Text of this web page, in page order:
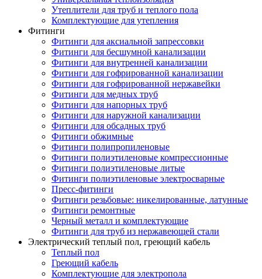
Утеплители для труб и теплого пола
Комплектующие для утепления
Фитинги
Фитинги для аксиальной запрессовки
Фитинги для бесшумной канализации
Фитинги для внутренней канализации
Фитинги для гофрированной канализации
Фитинги для гофрированной нержавейки
Фитинги для медных труб
Фитинги для напорных труб
Фитинги для наружной канализации
Фитинги для обсадных труб
Фитинги обжимные
Фитинги полипропиленовые
Фитинги полиэтиленовые компрессионные
Фитинги полиэтиленовые литые
Фитинги полиэтиленовые электросварные
Пресс-фитинги
Фитинги резьбовые: никелированные, латунные
Фитинги ремонтные
Черный металл и комплектующие
Фитинги для труб из нержавеющей стали
Электрический теплый пол, греющий кабель
Теплый пол
Греющий кабель
Комплектующие для электропола